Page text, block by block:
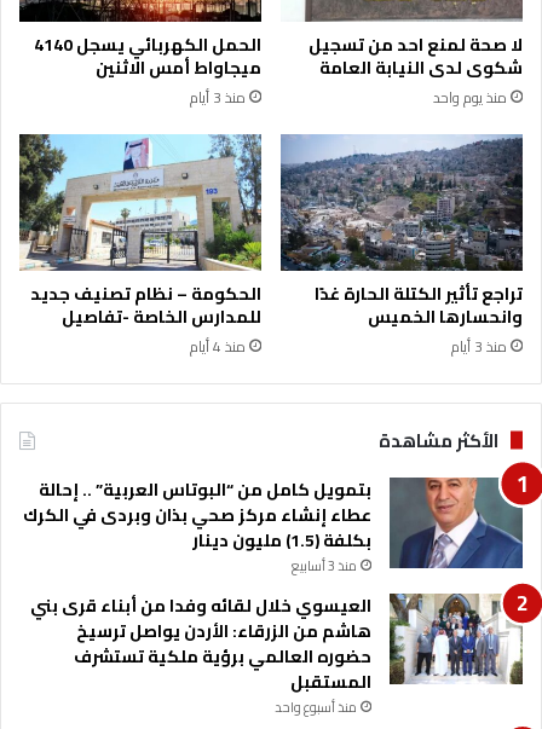
ا
ل
ع
ا
ص
م
ة
ا
ل
ا
ي
ر
ا
ن
ي
ة
ط
ه
ر
ا
ن
ف
و
ر
ا
"
لا صحة لمنع احد من تسجيل
شكوى لدى النيابة العامة
منذ يوم واحد
الحمل الكهربائي يسجل 4140
ميجاواط أمس الاثنين
منذ 3 أيام
تراجع تأثير الكتلة الحارة غدًا
وانحسارها الخميس
منذ 3 أيام
الحكومة – نظام تصنيف جديد
للمدارس الخاصة -تفاصيل
منذ 4 أيام
الأكثر مشاهدة
بتمويل كامل من “البوتاس العربية” .. إحالة
عطاء إنشاء مركز صحي بذان وبردى في الكرك
بكلفة (1.5) مليون دينار
منذ 3 أسابيع
العيسوي خلال لقائه وفدا من أبناء قرى بني
هاشم من الزرقاء: الأردن يواصل ترسيخ
حضوره العالمي برؤية ملكية تستشرف
المستقبل
منذ أسبوع واحد